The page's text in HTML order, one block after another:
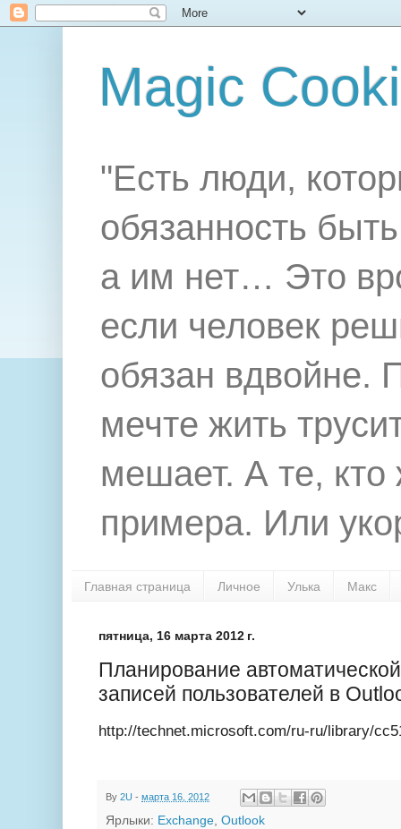
Magic
"Есть люди,
обязанность
а им нет… Это
если человек
обязан вдвойне.
мечте жить
мешает. А те,
примера. Или
Главная страница Личное Улька Макс
пятница, 16 марта 2012 г.
Планирование
записей пользователей в
http://technet.microsoft.com/ru-ru/library/
By 2U - марта 16, 2012
Ярлыки: Exchange, Outlook